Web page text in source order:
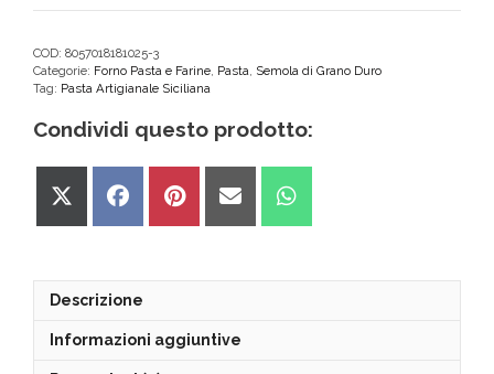
Grano
500g
quantità
COD: 8057018181025-3
Categorie: Forno Pasta e Farine, Pasta, Semola di Grano Duro
Tag: Pasta Artigianale Siciliana
Condividi questo prodotto:
Share
Share
Share
Share
Share
Descrizione
Informazioni aggiuntive